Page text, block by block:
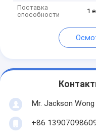
Поставка
способности
1
Mr. Jackson Wong
+86